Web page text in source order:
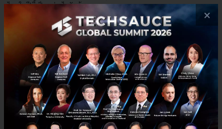
ไทยในปีนี้เป็นอย่างไรกันบ้าง...
| ByTechsauce Team
Bank net profit
×